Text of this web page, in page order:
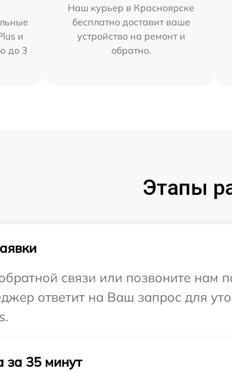
и
до 3
Наш курьер в Красноярске
бесплатно доставит ваше
устройство на ремонт и
обратно.
Этапы
связи или позвоните нам
ответит на Ваш запрос для
за 35 минут